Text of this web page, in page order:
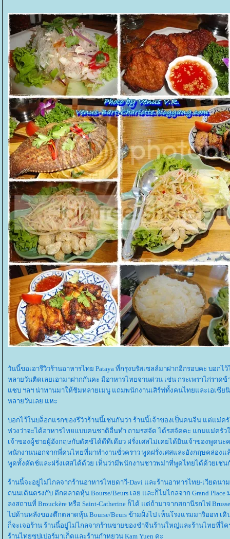
วันนี้ขอเอารีวิวร้านอาหารไทย Pataya ที่กรุงบรัสเซลล์มาฝากอีกรอบคะ บอก
หลายวันติดเลยเอามาฝากกันคะ มีอาหารไทยจานด่วน เช่น กระเพราไก่ราดข้
ซบ ฯลฯ น่าทานมาให้ชิมหลายเมนู แถมพนักงานเสิร์ฟทั้งคนไทยและเอเซีย
หลายวันเลย แหะ
บอกไว้ในบล็อกแรกของรีวิวร้านนี้เช่นกันว่า ร้านนี้เจ้าของเป็นคนจีน แต่แม่ค
ห่วงว่าจะได้อาหารไทยแบบคนชาติอื่นทำ ถามรสจัด ได้รสจัดคะ แถมแม่ครั
เจ้าของผู้ชายผู้อังกฤษกับดัตช์ได้ดีทีเดียว ฝรั่งเศสไม่เคยได้ยินเจ้าของพูดน
พนักงานนอกจากพี่คนไทยที่มาทำงานชั่วคราว พูดฝรั่งเศสและอังกฤษคล่องแ
พูดทั้งดัตช์และฝรั่งเศสได้ด้วย เห็นว่ามีพนักงานชาวพม่าที่พูดไทยได้ด้วยเช่น
ร้านนี้จะอยู่ไม่ไกลจากร้านอาหารไทยดาวี-Davi และร้านอาหารไทย-เวียดนา
ถนนเดินตรงกับ ตึกตลาดหุ้น Bourse/Beurs เลย และก็ไม่ไกลจาก Grand
ลงสถานที่ Brouckère หรือ Saint-Catherine ก็ได้ แต่ถ้ามาจากสถานีรถไฟ
ไปด้านหลังของตึกตลาดหุ้น Bourse/Beurs ข้ามฝั่งไป เห็นโรงแรมมาริออท เ
ก็จะเจอร้าน ร้านนี้อยู่ไม่ไกลจากร้านขายของชำจีนร้านใหญ่และร้านไทยที่ใ
ร้านไทยซุปเปอร์มาเก็ตและร้านกำหยวน Kam Yuen คะ